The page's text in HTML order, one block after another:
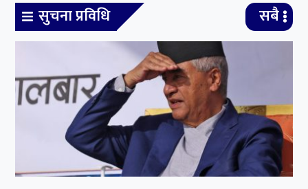
नेताहरुको चाहनाप्रति देउवाले पटक्कै रुची देखाएका छैनन् । बरु उनी सभामुख
लिने गरी प्रधानमन्त्री प्रचण्डलाई विश्वासको मत दिउँ कि नदिउँ भन्ने अलमलमा
छन् ।राप्रपालाई प्रधानमन्त्री दिएर भए पनि नेकपा एमाले र नेकपा माओवादी
केन्द्रको सत्ता समीकरण भत्काउनुपर्ने केही नेताको प्रयासलाई नेपाली
कांग्रेसक...
मनकामना केबुलकार पुनः सञ्चालनमा
मनकामना केबुलकार आजदेखि नियमित
सञ्चालनमा आउने भएको छ । विद्युत आपूर्तिमा